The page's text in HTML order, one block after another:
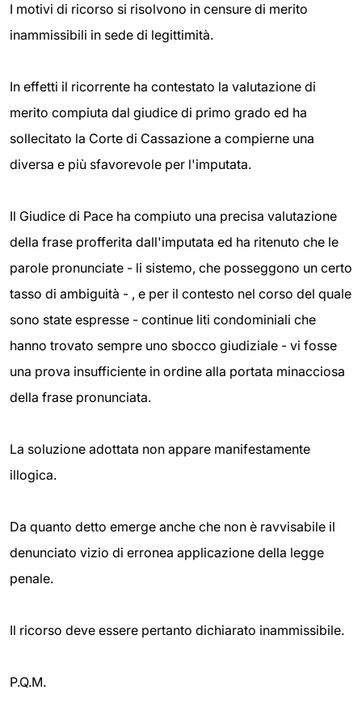
I motivi di ricorso si risolvono in censure di merito
inammissibili in sede di legittimità.
In effetti il ricorrente ha contestato la valutazione di
merito compiuta dal giudice di primo grado ed ha
sollecitato la Corte di Cassazione a compierne una
diversa e più sfavorevole per l'imputata.
Il Giudice di Pace ha compiuto una precisa valutazione
della frase profferita dall'imputata ed ha ritenuto che le
parole pronunciate - li sistemo, che posseggono un certo
tasso di ambiguità - , e per il contesto nel corso del quale
sono state espresse - continue liti condominiali che
hanno trovato sempre uno sbocco giudiziale - vi fosse
una prova insufficiente in ordine alla portata minacciosa
della frase pronunciata.
La soluzione adottata non appare manifestamente
illogica.
Da quanto detto emerge anche che non è ravvisabile il
denunciato vizio di erronea applicazione della legge
penale.
Il ricorso deve essere pertanto dichiarato inammissibile.
P.Q.M.